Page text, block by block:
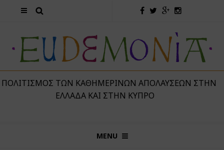
ΤΩΝ ΚΑΘΗΜΕΡΙΝΏΝ ΑΠΟΛΑΎΣΕΩΝ ΣΤΗΝ
ΕΛΛΆΔΑ ΚΑΙ ΣΤΗΝ ΚΎΠΡΟ
MENU